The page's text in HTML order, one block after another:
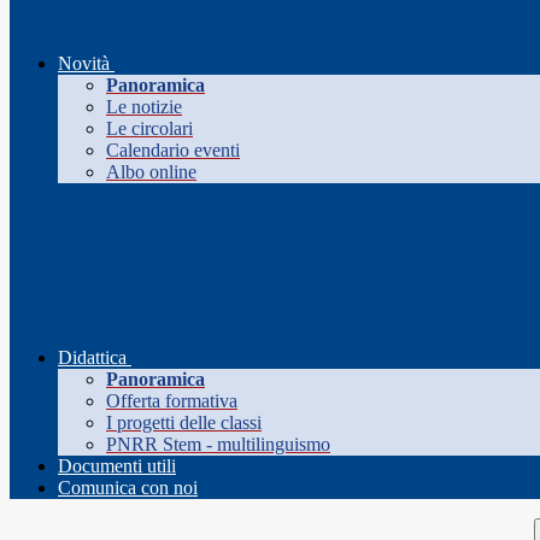
Novità
Panoramica
Le notizie
Le circolari
Calendario eventi
Albo online
Didattica
Panoramica
Offerta formativa
I progetti delle classi
PNRR Stem - multilinguismo
Documenti utili
Comunica con noi